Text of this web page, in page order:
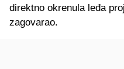
direktno okrenula leđa
zagovarao.